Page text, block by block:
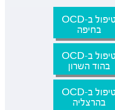
טיפול ב-OCD
בחיפה
טיפול ב-OCD
בהוד השרון
טיפול ב-OCD
בהרצליה